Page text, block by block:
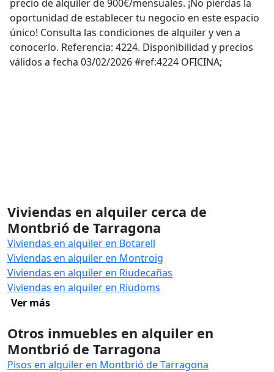
precio de alquiler de 900€/mensuales. ¡No pierdas la
oportunidad de establecer tu negocio en este espacio
único! Consulta las condiciones de alquiler y ven a
conocerlo. Referencia: 4224. Disponibilidad y precios
válidos a fecha 03/02/2026 #ref:4224 OFICINA;
Viviendas en alquiler cerca de
Montbrió de Tarragona
Viviendas en alquiler en Botarell
Viviendas en alquiler en Montroig
Viviendas en alquiler en Riudecañas
Viviendas en alquiler en Riudoms
Ver más
Otros inmuebles en alquiler en
Montbrió de Tarragona
Pisos en alquiler en Montbrió de Tarragona